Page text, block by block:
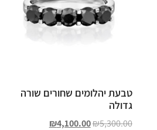
טבעת יהלומים שחורים שורה
גדולה
₪5,300.00
₪4,100.00